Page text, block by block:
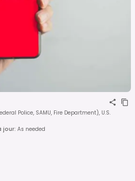
Police, SAMU, Fire Department), U.S.
jour: As needed